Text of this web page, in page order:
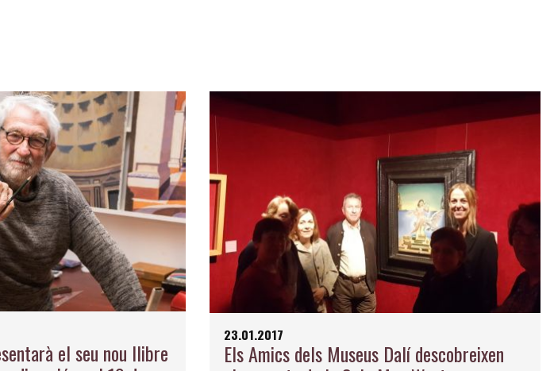
el seu nou llibre
23.01.2017
Els Amics dels Museus Dalí descobreixen